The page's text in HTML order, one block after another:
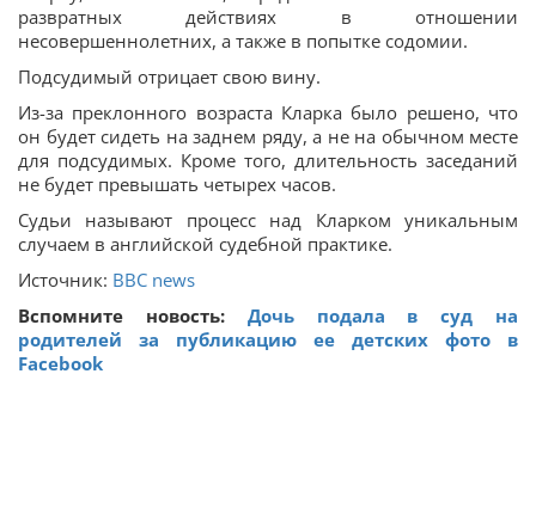
развратных действиях в отношении
несовершеннолетних, а также в попытке содомии.
Подсудимый отрицает свою вину.
Из-за преклонного возраста Кларка было решено, что
он будет сидеть на заднем ряду, а не на обычном месте
для подсудимых. Кроме того, длительность заседаний
не будет превышать четырех часов.
Судьи называют процесс над Кларком уникальным
случаем в английской судебной практике.
Источник: BBC news
Вспомните новость: Дочь подала в суд на
родителей за публикацию ее детских фото в
Facebook